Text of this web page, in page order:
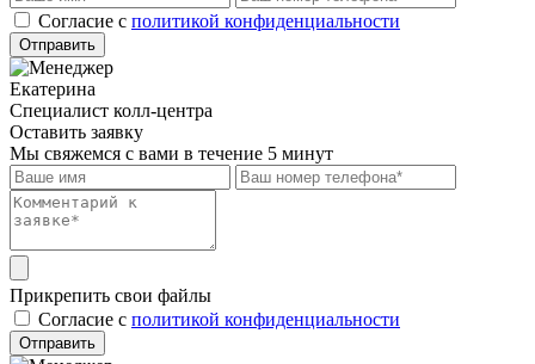
Cогласие с политикой конфиденциальности
Отправить
Екатерина
Специалист колл-центра
Оставить заявку
Мы свяжемся с вами в течение 5 минут
Прикрепить свои файлы
Cогласие с политикой конфиденциальности
Отправить